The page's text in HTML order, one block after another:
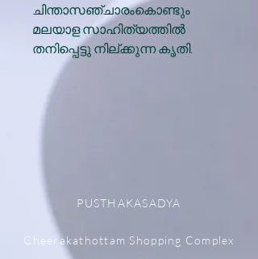
ചിന്താസഞ്ചാരംകൊണ്ടും
മലയാള സാഹിത്യത്തിൽ
തനിപ്പെട്ടു നില്ക്കുന്ന കൃതി.
PUSTHAKASADYA
Cheerakathottam Shopping Complex